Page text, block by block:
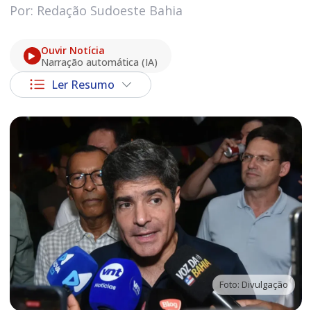
Por: Redação Sudoeste Bahia
Ouvir Notícia
Narração automática (IA)
Ler Resumo
Foto: Divulgação